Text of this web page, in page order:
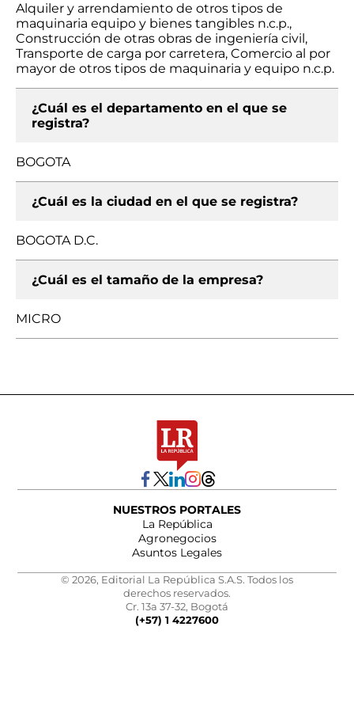
Alquiler y arrendamiento de otros tipos de
maquinaria equipo y bienes tangibles n.c.p.,
Construcción de otras obras de ingeniería civil,
Transporte de carga por carretera, Comercio al por
mayor de otros tipos de maquinaria y equipo n.c.p.
¿Cuál es el departamento en el que se
registra?
BOGOTA
¿Cuál es la ciudad en el que se registra?
BOGOTA D.C.
¿Cuál es el tamaño de la empresa?
MICRO
NUESTROS PORTALES
La República
Agronegocios
Asuntos Legales
© 2026, Editorial La República S.A.S. Todos los
derechos reservados.
Cr. 13a 37-32, Bogotá
(+57) 1 4227600